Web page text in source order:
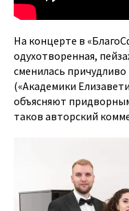
На концерте в
одухотворенная,
сменилась
(«Академики
объясняют
таков авторский